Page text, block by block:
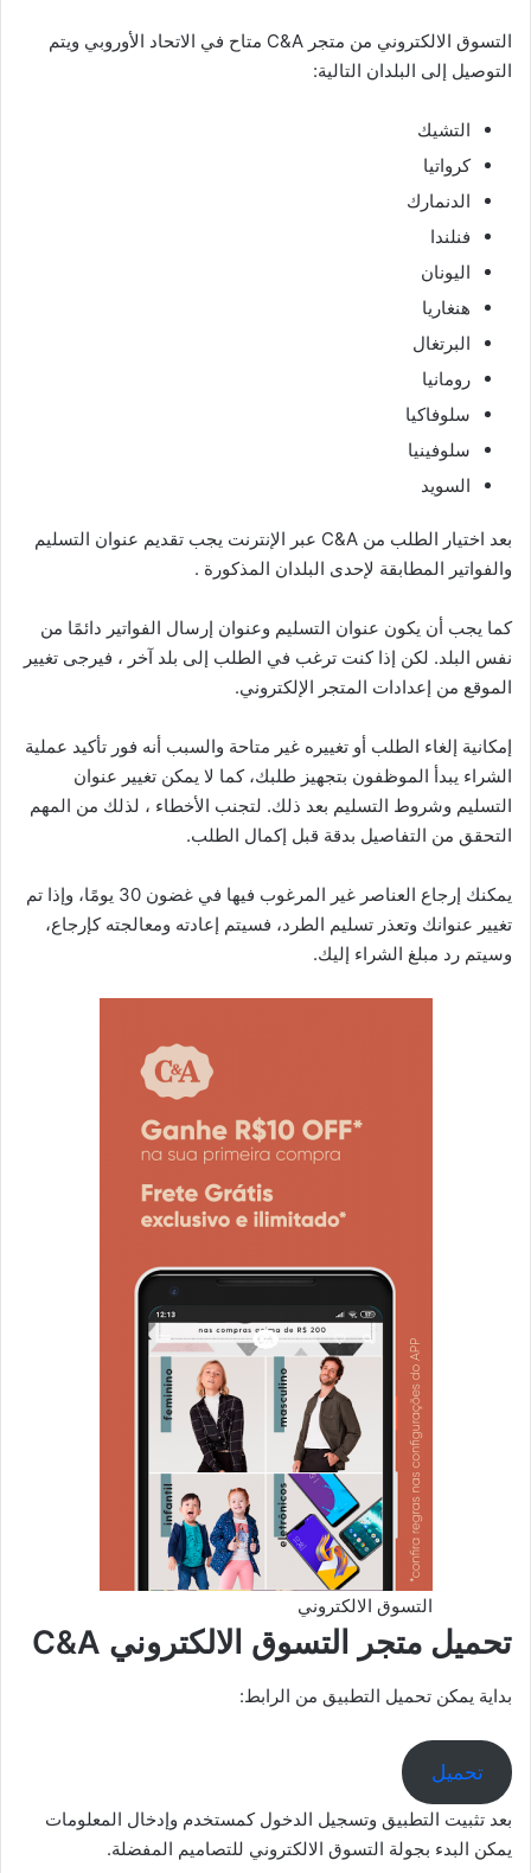
التسوق الالكتروني من متجر C&A متاح في الاتحاد الأوروبي ويتم
التوصيل إلى البلدان التالية:
التشيك
كرواتيا
الدنمارك
فنلندا
اليونان
هنغاريا
البرتغال
رومانيا
سلوفاكيا
سلوفينيا
السويد
بعد اختيار الطلب من C&A عبر الإنترنت يجب تقديم عنوان التسليم
والفواتير المطابقة لإحدى البلدان المذكورة .
كما يجب أن يكون عنوان التسليم وعنوان إرسال الفواتير دائمًا من
نفس البلد. لكن إذا كنت ترغب في الطلب إلى بلد آخر ، فيرجى تغيير
الموقع من إعدادات المتجر الإلكتروني.
إمكانية إلغاء الطلب أو تغييره غير متاحة والسبب أنه فور تأكيد عملية
الشراء يبدأ الموظفون بتجهيز طلبك، كما لا يمكن تغيير عنوان
التسليم وشروط التسليم بعد ذلك. لتجنب الأخطاء ، لذلك من المهم
التحقق من التفاصيل بدقة قبل إكمال الطلب.
يمكنك إرجاع العناصر غير المرغوب فيها في غضون 30 يومًا، وإذا تم
تغيير عنوانك وتعذر تسليم الطرد، فسيتم إعادته ومعالجته كإرجاع،
وسيتم رد مبلغ الشراء إليك.
التسوق الالكتروني
تحميل متجر التسوق الالكتروني C&A
بداية يمكن تحميل التطبيق من الرابط:
تحميل
بعد تثبيت التطبيق وتسجيل الدخول كمستخدم وإدخال المعلومات
يمكن البدء بجولة التسوق الالكتروني للتصاميم المفضلة.